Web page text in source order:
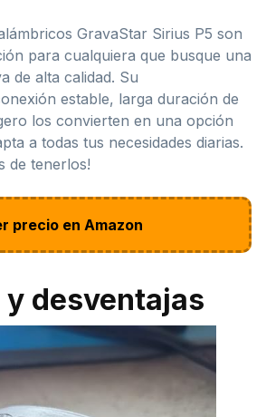
GravaStar Sirius P5 son
para cualquiera que busque una
de alta calidad. Su
estable, larga duración de
los convierten en una opción
a todas tus necesidades diarias.
de tenerlos!
precio en Amazon
desventajas